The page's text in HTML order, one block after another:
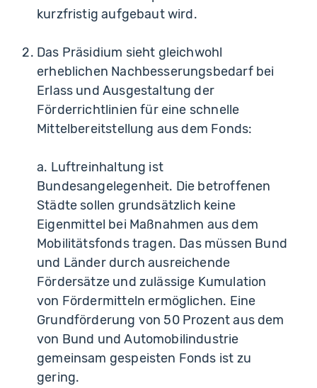
kurzfristig aufgebaut wird.
Das Präsidium sieht gleichwohl
erheblichen Nachbesserungsbedarf bei
Erlass und Ausgestaltung der
Förderrichtlinien für eine schnelle
Mittelbereitstellung aus dem Fonds:
a. Luftreinhaltung ist
Bundesangelegenheit. Die betroffenen
Städte sollen grundsätzlich keine
Eigenmittel bei Maßnahmen aus dem
Mobilitätsfonds tragen. Das müssen Bund
und Länder durch ausreichende
Fördersätze und zulässige Kumulation
von Fördermitteln ermöglichen. Eine
Grundförderung von 50 Prozent aus dem
von Bund und Automobilindustrie
gemeinsam gespeisten Fonds ist zu
gering.